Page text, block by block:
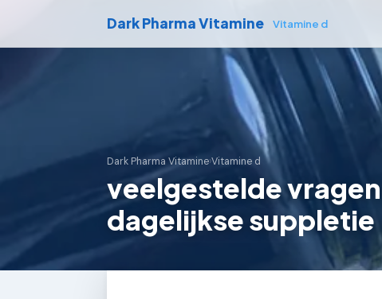
Dark Pharma Vitamine Vitamine d
Dark Pharma Vitamine›Vitamine d
veelgestelde
dagelijkse suppletie